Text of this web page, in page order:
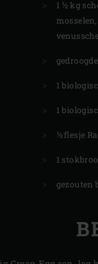
1 ½ kg
1
1
½ flesje
1
gezouten